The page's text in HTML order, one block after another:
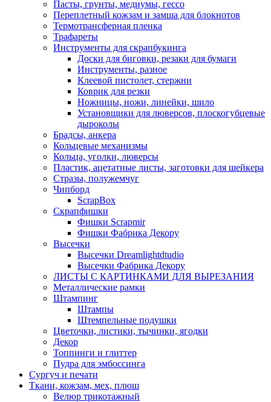
Пасты, грунты, медиумы, гессо
Переплетный кожзам и замша для блокнотов
Термотрансферная пленка
Трафареты
Инструменты для скрапбукинга
Доски для биговки, резаки для бумаги
Инструменты, разное
Клеевой пистолет, стержни
Коврик для резки
Ножницы, ножи, линейки, шило
Установщики для люверсов, плоскогубцевые
дыроколы
Брадсы, анкера
Кольцевые механизмы
Кольца, уголки, люверсы
Пластик, ацетатные листы, заготовки для шейкера
Стразы, полужемчуг
Чипборд
ScrapBox
Скрапфишки
Фишки Scrapmir
Фишки Фабрика Декору
Высечки
Высечки Dreamlightdtudio
Высечки Фабрика Декору
ЛИСТЫ С КАРТИНКАМИ ДЛЯ ВЫРЕЗАНИЯ
Металлические рамки
Штампинг
Штампы
Штемпельные подушки
Цветочки, листики, тычинки, ягодки
Декор
Топпинги и глиттер
Пудра для эмбоссинга
Сургуч и печати
Ткани, кожзам, мех, плюш
Велюр трикотажный